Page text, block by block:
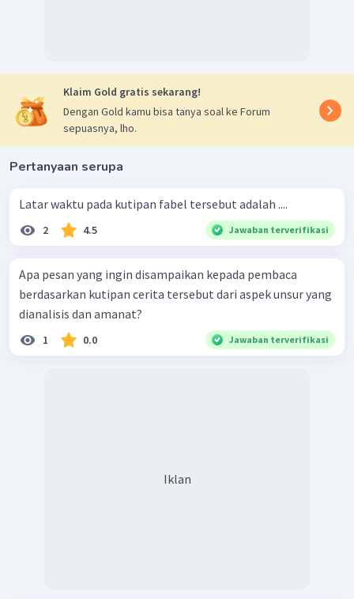
mata air di sisi bukit. Hal ini tampak pada kutipan "Suatu
ketika seekor serigala sedang minum pada
air di sisi bukit."
Oleh sebab itu, cerita tersebut berlangsung di mata air
di sisi bukit.
Klaim Gold gratis sekarang!
Dengan Gold kamu bisa tanya soal ke Forum
sepuasnya, lho.
Pertanyaan serupa
Latar waktu pada kutipan fabel tersebut adalah ....
2 4.5 Jawaban terverifikasi
Apa pesan yang ingin disampaikan kepada pembaca
berdasarkan kutipan cerita tersebut dari aspek unsur yang
dianalisis dan amanat?
1 0.0 Jawaban terverifikasi
Iklan